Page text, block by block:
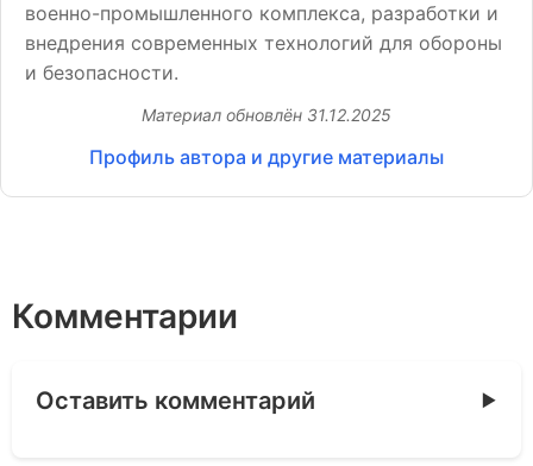
военно-промышленного комплекса, разработки и
внедрения современных технологий для обороны
и безопасности.
Материал обновлён 31.12.2025
Профиль автора и другие материалы
Комментарии
Оставить комментарий